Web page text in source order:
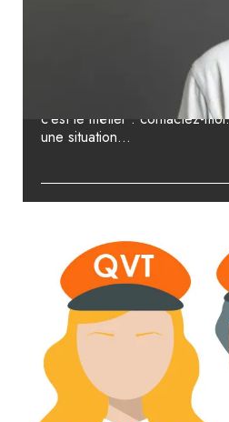
SOS COVID 19 – FAIRE
VOS
À AFFRONTER CETTE
Faites confiance à un
c’est le métier : contactez-
une situation...